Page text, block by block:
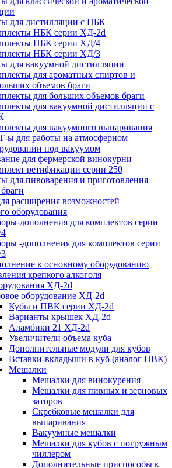
для дистилляции с НБК
НБК серии ХД-2d
НБК серии ХД/4
НБК серии ХД/3
для вакуумной дистилляции
для ароматных спиртов и
объемов браги
для больших объемов браги
для вакуумной дистилляции с
для вакуумного выпаривания
ы для работы на атмосферном
под вакуумом
для фермерской винокурни
ретификации серии 250
для пивоварения и приготовления
расширения возможностей
оборудования
дополнения для комплектов серии
-дополнения для комплектов серии
к основному оборудованию
крепкого алкоголя
ХД-2d
оборудование ХД-2d
Кубы и ПВК серии ХД-2d
Варианты крышек ХД-2d
Аламбики 21 ХД-2d
Увеличители объема куба
Дополнительные модули для кубов
Вставки-вкладыши в куб (аналог ПВК)
Мешалки
Мешалки для винокурения
Мешалки для пивных и зерновых
заторов
Скребковые мешалки для
выпаривания
Вакуумные мешалки
Мешалки для кубов с погружным
чиллером
Дополнительные приспособы к